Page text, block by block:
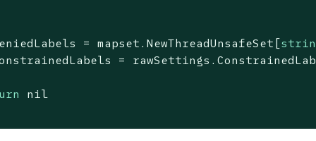
= mapset.NewThreadUnsafeSet[
=
nil